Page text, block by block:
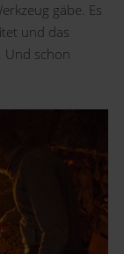
gäbe. Es
und das
Und schon